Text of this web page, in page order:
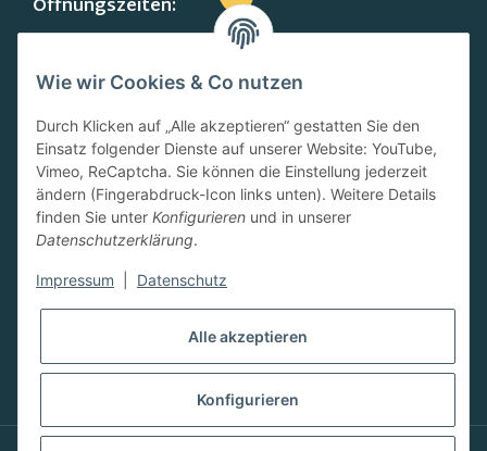
Öffnungszeiten:
09.00-13.00 Uhr
15.00-18.00 Uhr
SA:
10.00-13.00 Uhr
Newsletter
Abonnieren
Wie wir Cookies & Co nutzen
Durch Klicken auf „Alle akzeptieren“ gestatten Sie den
Einsatz folgender Dienste auf unserer Website: YouTube,
Vimeo, ReCaptcha. Sie können die Einstellung jederzeit
ändern (Fingerabdruck-Icon links unten). Weitere Details
finden Sie unter Konfigurieren und in unserer
Datenschutzerklärung.
Impressum Datenschutz
Alle akzeptieren
Konfigurieren